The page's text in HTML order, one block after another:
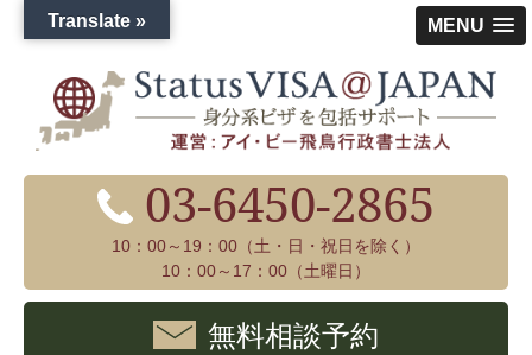
MENU
03-6450-2865
10：00～19：00（土・日・祝日を除く）
10：00～17：00（土曜日）
無料相談予約
Translate »